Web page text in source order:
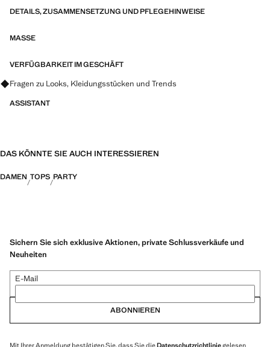
DETAILS, ZUSAMMENSETZUNG UND PFLEGEHINWEISE
MASSE
VERFÜGBARKEIT IM GESCHÄFT
Fragen zu Looks, Kleidungsstücken und Trends
ASSISTANT
DAS KÖNNTE SIE AUCH INTERESSIEREN
DAMEN TOPS PARTY
Sichern Sie sich exklusive Aktionen, private Schlussverkäufe und
Neuheiten
E-Mail
ABONNIEREN
Mit Ihrer Anmeldung bestätigen Sie, dass Sie dieDatenschutzrichtliniegelesen